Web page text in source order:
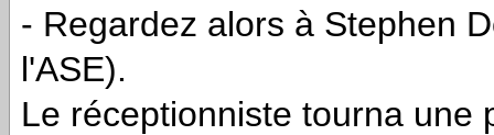
- Regardez alors à Stephen
l'ASE).
Le réceptionniste tourna une